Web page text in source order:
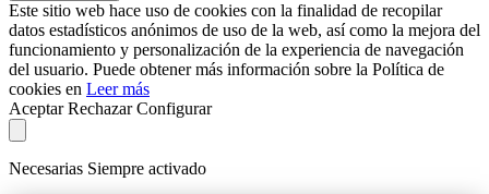
Este sitio web hace uso de cookies con la finalidad de recopilar
datos estadísticos anónimos de uso de la web, así como la mejora del
funcionamiento y personalización de la experiencia de navegación
del usuario. Puede obtener más información sobre la Política de
cookies en Leer más
Aceptar Rechazar Configurar
Necesarias Siempre activado